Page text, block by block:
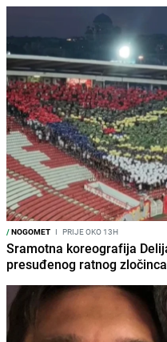
/NOGOMET I PRIJE OKO 13H
Sramotna koreografija
presuđenog ratnog